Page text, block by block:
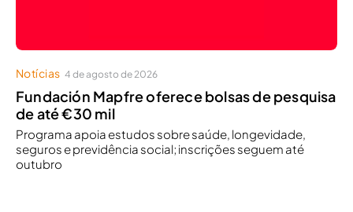
Notícias 4 de agosto de 2026
Fundación Mapfre oferece bolsas de pesquisa
de até €30 mil
Programa apoia estudos sobre saúde, longevidade,
seguros e previdência social; inscrições seguem até
outubro